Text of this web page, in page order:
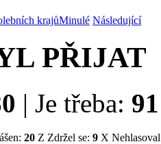
krajůMinulé Následující
PŘIJAT
| Je třeba: 91
20 Z Zdržel se: 9 X Nehlasoval